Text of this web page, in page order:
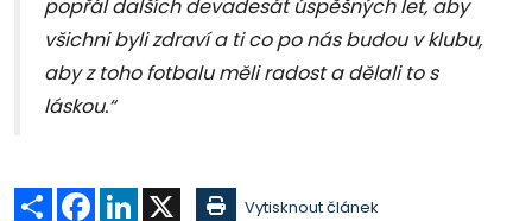
popřál dalších devadesát úspěšných let, aby
všichni byli zdraví a ti co po nás budou v klubu,
aby z toho fotbalu měli radost a dělali to s
láskou.“
Sdílet Facebook
LinkedIn Vytisknout článek